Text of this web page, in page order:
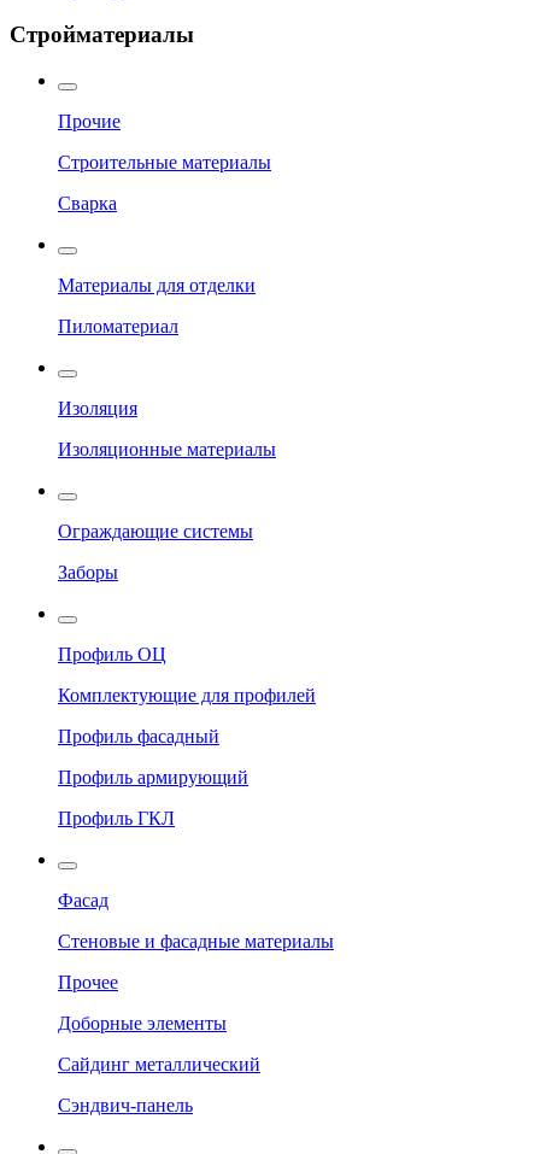
Стройматериалы
Прочие
Строительные материалы
Сварка
Материалы для отделки
Пиломатериал
Изоляция
Изоляционные материалы
Ограждающие системы
Заборы
Профиль ОЦ
Комплектующие для профилей
Профиль фасадный
Профиль армирующий
Профиль ГКЛ
Фасад
Стеновые и фасадные материалы
Прочее
Доборные элементы
Сайдинг металлический
Сэндвич-панель